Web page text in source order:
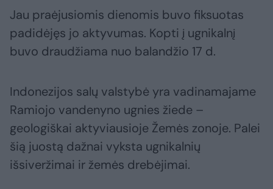
Jau praėjusiomis dienomis buvo fiksuotas
padidėjęs jo aktyvumas. Kopti į ugnikalnį
buvo draudžiama nuo balandžio 17 d.
Indonezijos salų valstybė yra vadinamajame
Ramiojo vandenyno ugnies žiede –
geologiškai aktyviausioje Žemės zonoje. Palei
šią juostą dažnai vyksta ugnikalnių
išsiveržimai ir žemės drebėjimai.